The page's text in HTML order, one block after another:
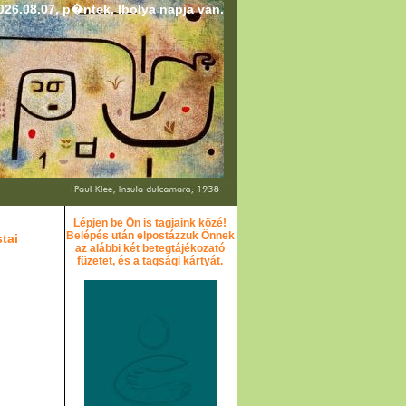
p�ntek, Ibolya napja van.
Lépjen be Ön is tagjaink közé!
Belépés után elpostázzuk Önnek
az alábbi két betegtájékozató
füzetet, és a tagsági kártyát.